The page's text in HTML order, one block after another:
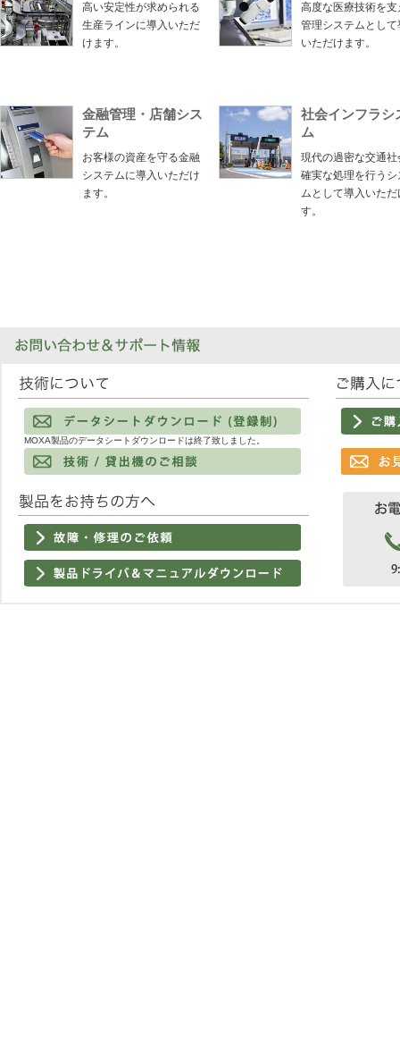
高い安定性が求められる
生産ラインに導入いただ
けます。
高度な医療技術を支
管理システムとして
いただけます。
金融管理・店舗シス
テム
お客様の資産を守る金融
システムに導入いただけ
ます。
社会インフラシ
ム
現代の過密な交通社
確実な処理を行うシ
ムとして導入いただ
す。
MOXA製品のデータシートダウンロードは終了致しました。